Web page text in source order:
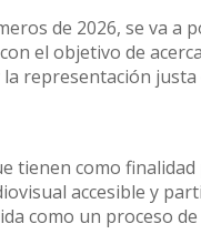
de 2026, se va a
el objetivo de
representación justa
tienen como
accesible y
como un proceso